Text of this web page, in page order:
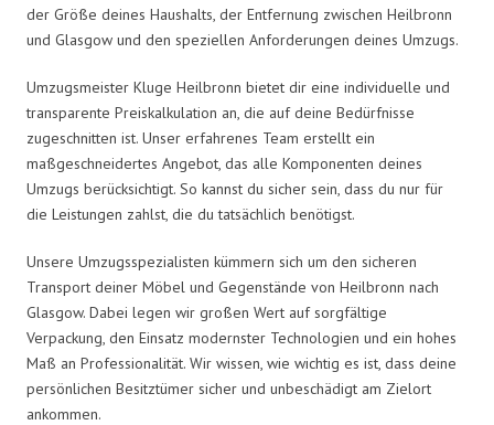
der Größe deines Haushalts, der Entfernung zwischen Heilbronn
und Glasgow und den speziellen Anforderungen deines Umzugs.
Umzugsmeister Kluge Heilbronn bietet dir eine individuelle und
transparente Preiskalkulation an, die auf deine Bedürfnisse
zugeschnitten ist. Unser erfahrenes Team erstellt ein
maßgeschneidertes Angebot, das alle Komponenten deines
Umzugs berücksichtigt. So kannst du sicher sein, dass du nur für
die Leistungen zahlst, die du tatsächlich benötigst.
Unsere Umzugsspezialisten kümmern sich um den sicheren
Transport deiner Möbel und Gegenstände von Heilbronn nach
Glasgow. Dabei legen wir großen Wert auf sorgfältige
Verpackung, den Einsatz modernster Technologien und ein hohes
Maß an Professionalität. Wir wissen, wie wichtig es ist, dass deine
persönlichen Besitztümer sicher und unbeschädigt am Zielort
ankommen.